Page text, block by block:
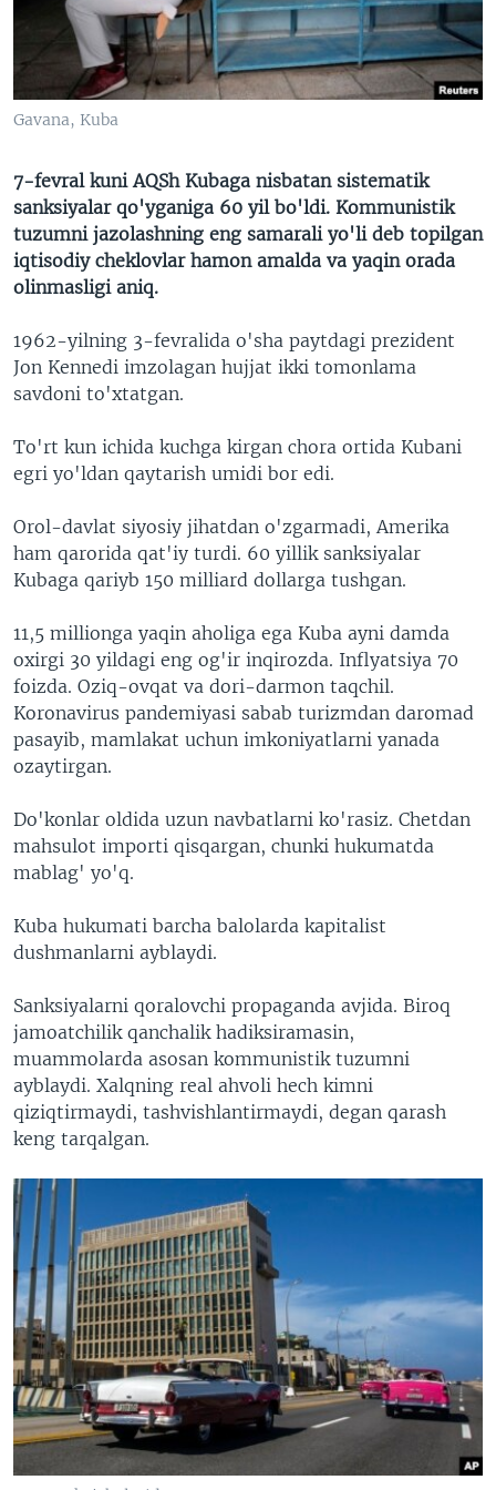
VIDEO
XABARLAR SURATLARDA
ODNOKLASSNIKI
TELEGRAM
TWITTER
Gavana, Kuba
7-fevral kuni AQSh Kubaga nisbatan sistematik
sanksiyalar qo'yganiga 60 yil bo'ldi. Kommunistik
tuzumni jazolashning eng samarali yo'li deb topilgan
iqtisodiy cheklovlar hamon amalda va yaqin orada
olinmasligi aniq.
1962-yilning 3-fevralida o'sha paytdagi prezident
Jon Kennedi imzolagan hujjat ikki tomonlama
savdoni to'xtatgan.
To'rt kun ichida kuchga kirgan chora ortida Kubani
egri yo'ldan qaytarish umidi bor edi.
Orol-davlat siyosiy jihatdan o'zgarmadi, Amerika
ham qarorida qat'iy turdi. 60 yillik sanksiyalar
Kubaga qariyb 150 milliard dollarga tushgan.
11,5 millionga yaqin aholiga ega Kuba ayni damda
oxirgi 30 yildagi eng og'ir inqirozda. Inflyatsiya 70
foizda. Oziq-ovqat va dori-darmon taqchil.
Koronavirus pandemiyasi sabab turizmdan daromad
pasayib, mamlakat uchun imkoniyatlarni yanada
ozaytirgan.
Do'konlar oldida uzun navbatlarni ko'rasiz. Chetdan
mahsulot importi qisqargan, chunki hukumatda
mablag' yo'q.
Kuba hukumati barcha balolarda kapitalist
dushmanlarni ayblaydi.
Sanksiyalarni qoralovchi propaganda avjida. Biroq
jamoatchilik qanchalik hadiksiramasin,
muammolarda asosan kommunistik tuzumni
ayblaydi. Xalqning real ahvoli hech kimni
qiziqtirmaydi, tashvishlantirmaydi, degan qarash
keng tarqalgan.